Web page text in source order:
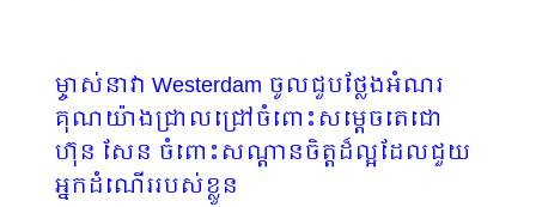
ម្ចាស់នាវា Westerdam ចូលជួបថ្លែងអំណរ
គុណយ៉ាងជ្រាលជ្រៅចំពោះសម្ដេចតេជោ
ហ៊ុន សែន ចំពោះសណ្តានចិត្តដ៏ល្អដែលជួយ
អ្នកដំណើររបស់ខ្លួន